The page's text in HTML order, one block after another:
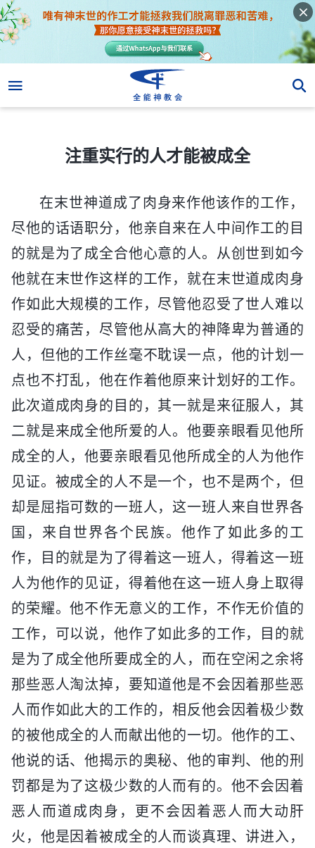
注重实行的人才能被成全
在末世神道成了肉身来作他该作的工作，
尽他的话语职分，他亲自来在人中间作工的目
的就是为了成全合他心意的人。从创世到如今
他就在末世作这样的工作，就在末世道成肉身
作如此大规模的工作，尽管他忍受了世人难以
忍受的痛苦，尽管他从高大的神降卑为普通的
人，但他的工作丝毫不耽误一点，他的计划一
点也不打乱，他在作着他原来计划好的工作。
此次道成肉身的目的，其一就是来征服人，其
二就是来成全他所爱的人。他要亲眼看见他所
成全的人，他要亲眼看见他所成全的人为他作
见证。被成全的人不是一个，也不是两个，但
却是屈指可数的一班人，这一班人来自世界各
国，来自世界各个民族。他作了如此多的工
作，目的就是为了得着这一班人，得着这一班
人为他作的见证，得着他在这一班人身上取得
的荣耀。他不作无意义的工作，不作无价值的
工作，可以说，他作了如此多的工作，目的就
是为了成全他所要成全的人，而在空闲之余将
那些恶人淘汰掉，要知道他是不会因着那些恶
人而作如此大的工作的，相反他会因着极少数
的被他成全的人而献出他的一切。他作的工、
他说的话、他揭示的奥秘、他的审判、他的刑
罚都是为了这极少数的人而有的。他不会因着
恶人而道成肉身，更不会因着恶人而大动肝
火，他是因着被成全的人而谈真理、讲进入，